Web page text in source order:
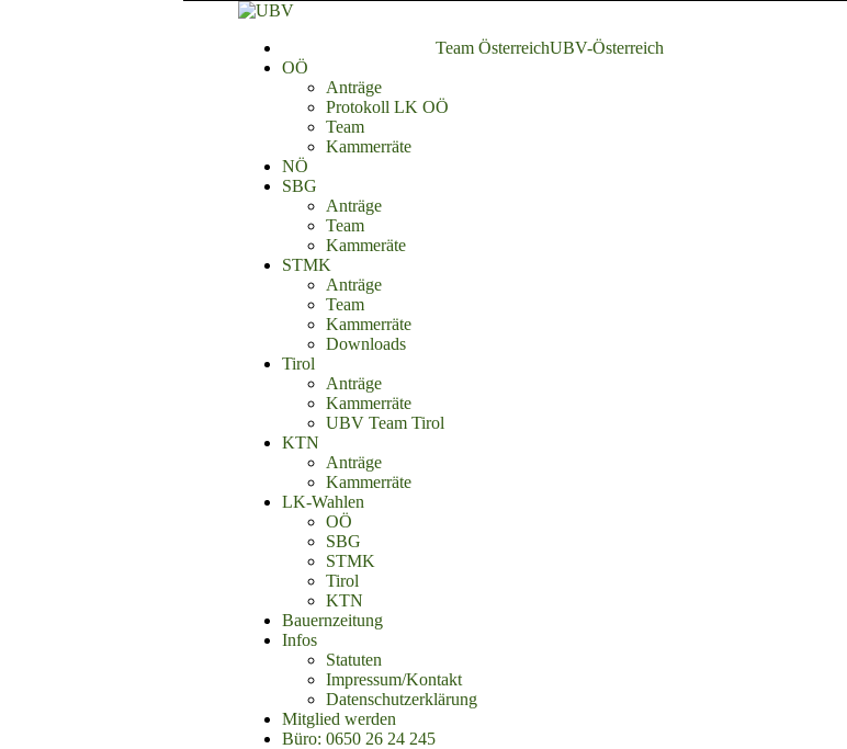
UBV-Österreich
Team Österreich
OÖ
Anträge
Protokoll LK OÖ
Team
Kammerräte
NÖ
SBG
Anträge
Team
Kammeräte
STMK
Anträge
Team
Kammerräte
Downloads
Tirol
Anträge
Kammerräte
UBV Team Tirol
KTN
Anträge
Kammerräte
LK-Wahlen
OÖ
SBG
STMK
Tirol
KTN
Bauernzeitung
Infos
Statuten
Impressum/Kontakt
Datenschutzerklärung
Mitglied werden
Büro: 0650 26 24 245